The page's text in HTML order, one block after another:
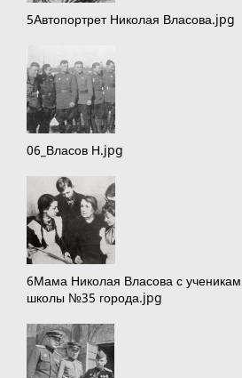
5Автопортрет Николая Власова.jpg
06_Власов Н.jpg
6Мама Николая Власова с
школы №35 города.jpg